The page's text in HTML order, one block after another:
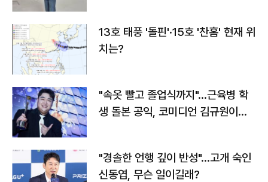
13호 태풍 '돌핀'·15호 '찬홈' 현재 위
치는?
"속옷 빨고 졸업식까지"…근육병 학
생 돌본 공익, 코미디언 김규원이었
"경솔한 언행 깊이 반성"…고개 숙인
신동엽, 무슨 일이길래?